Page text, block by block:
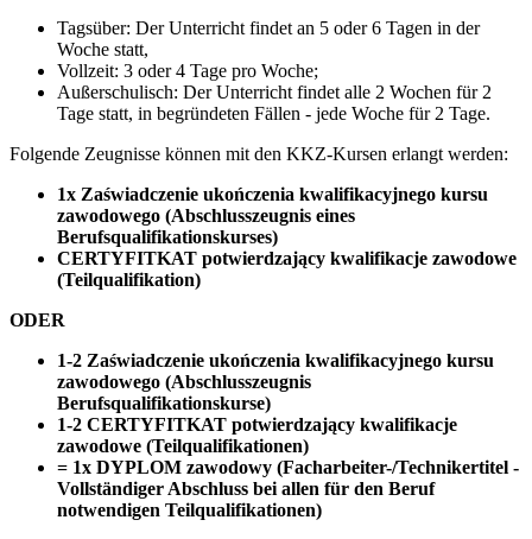
Tagsüber: Der Unterricht findet an 5 oder 6 Tagen in der
Woche statt,
Vollzeit: 3 oder 4 Tage pro Woche;
Außerschulisch: Der Unterricht findet alle 2 Wochen für 2
Tage statt, in begründeten Fällen - jede Woche für 2 Tage.
Folgende Zeugnisse können mit den KKZ-Kursen erlangt werden:
1x Zaświadczenie ukończenia kwalifikacyjnego kursu
zawodowego (Abschlusszeugnis eines
Berufsqualifikationskurses)
CERTYFITKAT potwierdzający kwalifikacje zawodowe
(Teilqualifikation)
ODER
1-2 Zaświadczenie ukończenia kwalifikacyjnego kursu
zawodowego (Abschlusszeugnis
Berufsqualifikationskurse)
1-2 CERTYFITKAT potwierdzający kwalifikacje
zawodowe (Teilqualifikationen)
= 1x DYPLOM zawodowy (Facharbeiter-/Technikertitel -
Vollständiger Abschluss bei allen für den Beruf
notwendigen Teilqualifikationen)